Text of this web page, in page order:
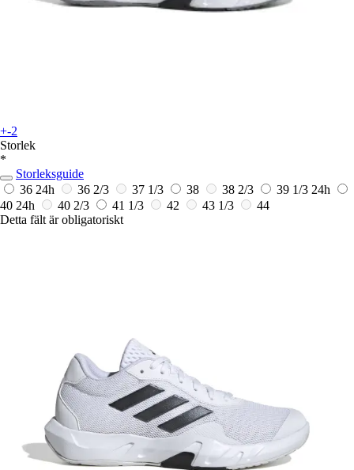
+-2
Storlek
*
Storleksguide
36 24h 36 2/3 37 1/3 38 38 2/3 39 1/3 24h
40 24h 40 2/3 41 1/3 42 43 1/3
44
Detta fält är obligatoriskt